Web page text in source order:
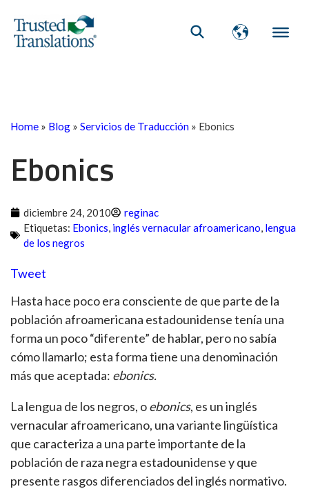
Home » Blog » Servicios de Traducción » Ebonics
Ebonics
diciembre 24, 2010
reginac
Etiquetas: Ebonics, inglés vernacular afroamericano, lengua
de los negros
Tweet
Hasta hace poco era consciente de que parte de la
población afroamericana estadounidense tenía una
forma un poco “diferente” de hablar, pero no sabía
cómo llamarlo; esta forma tiene una denominación
más que aceptada: ebonics.
La lengua de los negros, oebonics, es un inglés
vernacular afroamericano, una variante lingüística
que caracteriza a una parte importante de la
población de raza negra estadounidense y que
presente rasgos diferenciados del inglés normativo.